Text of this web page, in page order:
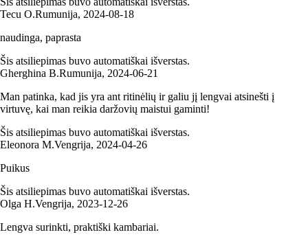
Tecu O.Rumunija, 2024‑08‑18
naudinga, paprasta
Šis atsiliepimas buvo automatiškai išverstas.
Gherghina B.Rumunija, 2024‑06‑21
Man patinka, kad jis yra ant ritinėlių ir galiu jį lengvai atsinešti į
virtuvę, kai man reikia daržovių maistui gaminti!
Šis atsiliepimas buvo automatiškai išverstas.
Eleonora M.Vengrija, 2024‑04‑26
Puikus
Šis atsiliepimas buvo automatiškai išverstas.
Olga H.Vengrija, 2023‑12‑26
Lengva surinkti, praktiški kambariai.